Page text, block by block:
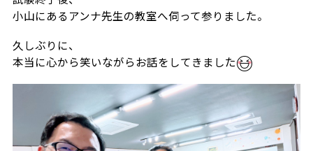
小山にあるアンナ先生の教室へ伺って参りました。
久しぶりに、
本当に心から笑いながらお話をしてきました